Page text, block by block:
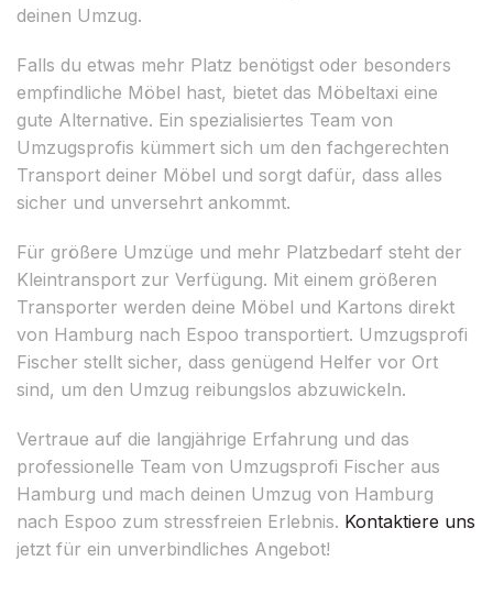
deinen Umzug.
Falls du etwas mehr Platz benötigst oder besonders
empfindliche Möbel hast, bietet das Möbeltaxi eine
gute Alternative. Ein spezialisiertes Team von
Umzugsprofis kümmert sich um den fachgerechten
Transport deiner Möbel und sorgt dafür, dass alles
sicher und unversehrt ankommt.
Für größere Umzüge und mehr Platzbedarf steht der
Kleintransport zur Verfügung. Mit einem größeren
Transporter werden deine Möbel und Kartons direkt
von Hamburg nach Espoo transportiert. Umzugsprofi
Fischer stellt sicher, dass genügend Helfer vor Ort
sind, um den Umzug reibungslos abzuwickeln.
Vertraue auf die langjährige Erfahrung und das
professionelle Team von Umzugsprofi Fischer aus
Hamburg und mach deinen Umzug von Hamburg
nach Espoo zum stressfreien Erlebnis. Kontaktiere uns
jetzt für ein unverbindliches Angebot!